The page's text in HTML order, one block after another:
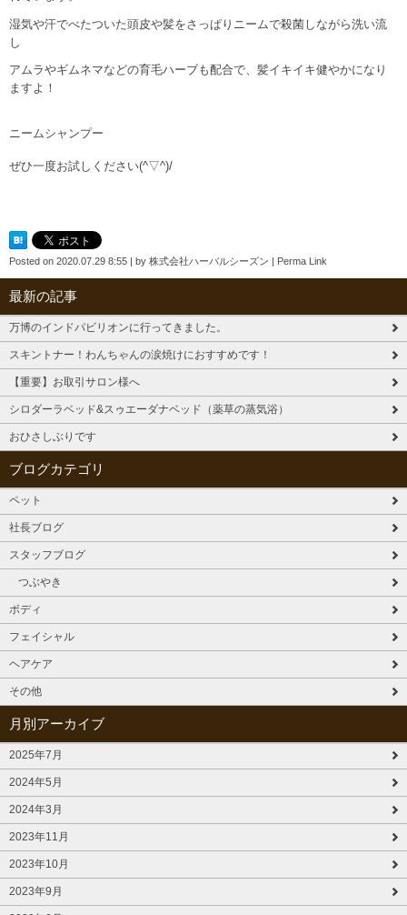
湿気や汗でべたついた頭皮や髪をさっぱりニームで殺菌しながら洗い流
し
アムラやギムネマなどの育毛ハーブも配合で、髪イキイキ健やかになり
ますよ！
ニームシャンプー
ぜひ一度お試しください(^▽^)/
Posted on 2020.07.29 8:55 | by 株式会社ハーバルシーズン | Perma Link
最新の記事
万博のインドパビリオンに行ってきました。
スキントナー！わんちゃんの涙焼けにおすすめです！
【重要】お取引サロン様へ
シロダーラベッド&スゥエーダナベッド（薬草の蒸気浴）
おひさしぶりです
ブログカテゴリ
ペット
社長ブログ
スタッフブログ
つぶやき
ボディ
フェイシャル
ヘアケア
その他
月別アーカイブ
2025年7月
2024年5月
2024年3月
2023年11月
2023年10月
2023年9月